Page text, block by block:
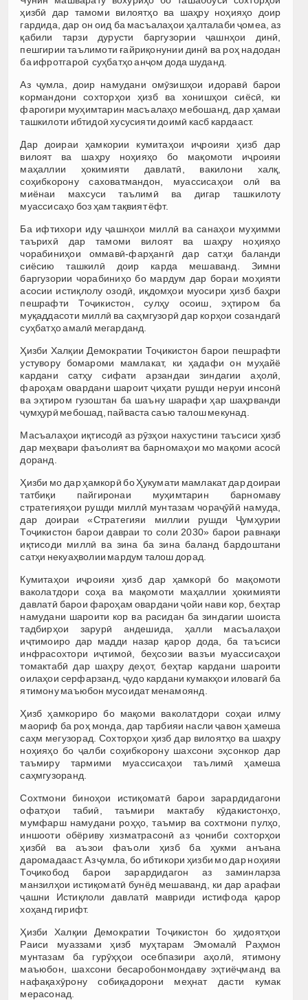
ҳизбӣ дар тамоми вилоятҳо ва шаҳру ноҳияҳо доир
гардида, дар он оид ба масъалаҳои ҳалталаби ҷомеа, аз
қабили тарзи дурусти баргузории ҷашнҳои динӣ,
пешгирии таълимоти ғайриқонунии динӣ ва роҳ надодан
ба ифротгароӣ суҳбатҳо анҷом дода шуданд.
Аз ҷумла, доир намудани омӯзишҳои идоравӣ барои
кормандони сохторҳои ҳизб ва хонишҳои сиёсӣ, ки
фарогири муҳимтарин масъалаҳо мебошанд, дар ҳамаи
ташкилоти ибтидоӣ хусусияти доимӣ касб кардааст.
Дар доираи ҳамкории кумитаҳои иҷроияи ҳизб дар
вилоят ва шаҳру ноҳияҳо бо мақомоти иҷроияи
маҳаллии ҳокимияти давлатӣ, вакилони халқ,
соҳибкорону саховатмандон, муассисаҳои олӣ ва
миёнаи махсуси таълимӣ ва дигар ташкилоту
муассисаҳо боз ҳам тақвият ёфт.
Ба ифтихори иду ҷашнҳои миллӣ ва санаҳои муҳимми
таърихӣ дар тамоми вилоят ва шаҳру ноҳияҳо
чорабиниҳои оммавӣ-фарҳангӣ дар сатҳи баланди
сиёсию ташкилӣ доир карда мешаванд. Зимни
баргузории чорабиниҳо бо мардум дар бораи моҳияти
асосии истиқлолу озодӣ, иқдомҳои муосири ҳизб баҳри
пешрафти Тоҷикистон, сулҳу осоиш, эҳтиром ба
муқаддасоти миллӣ ва саҳмгузорӣ дар корҳои созандагӣ
суҳбатҳо амалӣ мегарданд.
Ҳизби Халқии Демократии Тоҷикистон барои пешрафти
устувору бомароми мамлакат, ки ҳадафи он муҳайё
кардани сатҳу сифати арзандаи зиндагии аҳолӣ,
фароҳам овардани шароит ҷиҳати рушди неруи инсонӣ
ва эҳтиром гузоштан ба шаъну шарафи ҳар шаҳрванди
ҷумҳурӣ мебошад, пайваста саъю талош мекунад.
Масъалаҳои иқтисодӣ аз рӯзҳои нахустини таъсиси ҳизб
дар меҳвари фаъолият ва барномаҳои мо мақоми асосӣ
доранд.
Ҳизби мо дар ҳамкорӣ бо Ҳукумати мамлакат дар доираи
татбиқи пайгиронаи муҳимтарин барномаву
стратегияҳои рушди миллӣ мунтазам чораҷӯйӣ намуда,
дар доираи «Стратегияи миллии рушди Ҷумҳурии
Тоҷикистон барои давраи то соли 2030» барои равнақи
иқтисоди миллӣ ва зина ба зина баланд бардоштани
сатҳи некуаҳволии мардум талош дорад.
Кумитаҳои иҷроияи ҳизб дар ҳамкорӣ бо мақомоти
ваколатдори соҳа ва мақомоти маҳаллии ҳокимияти
давлатӣ барои фароҳам овардани ҷойи нави кор, беҳтар
намудани шароити кор ва расидан ба зиндагии шоиста
тадбирҳои зарурӣ андешида, ҳалли масъалаҳои
иҷтимоиро дар мадди назар қарор дода, ба таъсиси
инфрасохтори иҷтимоӣ, беҳсозии вазъи муассисаҳои
томактабӣ дар шаҳру деҳот, беҳтар кардани шароити
оилаҳои серфарзанд, ҷудо кардани кумакҳои иловагӣ ба
ятимону маъюбон мусоидат менамоянд.
Ҳизб ҳамкориро бо мақоми ваколатдори соҳаи илму
маориф ба роҳ монда, дар тарбияи насли ҷавон ҳамеша
саҳм мегузорад. Сохторҳои ҳизб дар вилоятҳо ва шаҳру
ноҳияҳо бо ҷалби соҳибкорону шахсони эҳсонкор дар
таъмиру тармими муассисаҳои таълимӣ ҳамеша
саҳмгузоранд.
Сохтмони биноҳои истиқоматӣ барои зарардидагони
офатҳои табиӣ, таъмири мактабу кӯдакистонҳо,
мумфарш намудани роҳҳо, таъмир ва сохтмони пулҳо,
иншооти обёриву хизматрасонӣ аз ҷониби сохторҳои
ҳизбӣ ва аъзои фаъоли ҳизб ба ҳукми анъана
даромадааст. Аз ҷумла, бо ибтикори ҳизби мо дар ноҳияи
Тоҷикобод барои зарардидагон аз заминларза
манзилҳои истиқоматӣ бунёд мешаванд, ки дар арафаи
ҷашни Истиқлоли давлатӣ мавриди истифода қарор
хоҳанд гирифт.
Ҳизби Халқии Демократии Тоҷикистон бо ҳидоятҳои
Раиси муаззами ҳизб муҳтарам Эмомалӣ Раҳмон
мунтазам ба гурӯҳҳои осебпазири аҳолӣ, ятимону
маъюбон, шахсони бесаробонмондаву эҳтиёҷманд ва
нафақахӯрону собиқадорони меҳнат дасти кумак
мерасонад.